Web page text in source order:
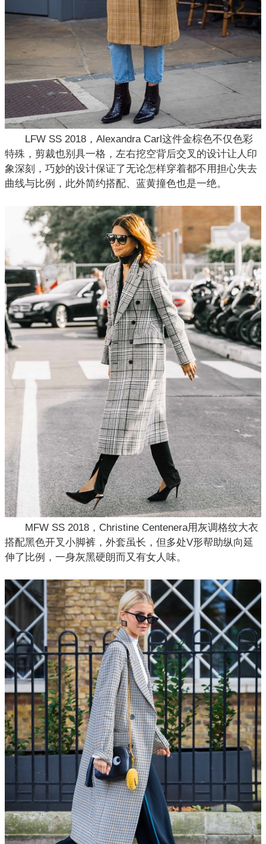
LFW SS 2018，Alexandra Carl这件金棕色不仅色彩
特殊，剪裁也别具一格，左右挖空背后交叉的设计让人印
象深刻，巧妙的设计保证了无论怎样穿着都不用担心失去
曲线与比例，此外简约搭配、蓝黄撞色也是一绝。
MFW SS 2018，Christine Centenera用灰调格纹大衣
搭配黑色开叉小脚裤，外套虽长，但多处V形帮助纵向延
伸了比例，一身灰黑硬朗而又有女人味。